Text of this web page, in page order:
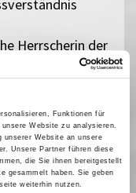
Funktionen für
Website zu analysieren.
unserer Website an unsere
Unsere Partner führen diese
die Sie ihnen bereitgestellt
gesammelt haben. Sie geben
weiterhin nutzen.
Herrscherin der
und